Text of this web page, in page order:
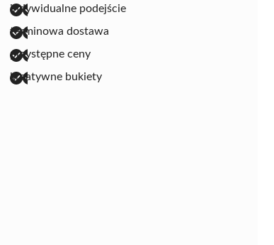
indywidualne podejście
terminowa dostawa
przystępne ceny
kreatywne bukiety